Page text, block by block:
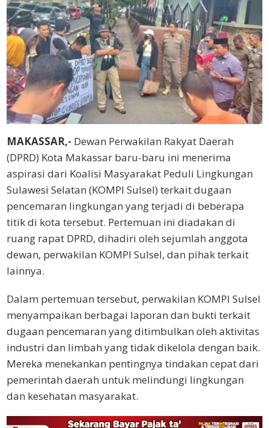
MAKASSAR,- Dewan Perwakilan Rakyat Daerah
(DPRD) Kota Makassar baru-baru ini menerima
aspirasi dari Koalisi Masyarakat Peduli Lingkungan
Sulawesi Selatan (KOMPI Sulsel) terkait dugaan
pencemaran lingkungan yang terjadi di beberapa
titik di kota tersebut. Pertemuan ini diadakan di
ruang rapat DPRD, dihadiri oleh sejumlah anggota
dewan, perwakilan KOMPI Sulsel, dan pihak terkait
lainnya.
Dalam pertemuan tersebut, perwakilan KOMPI Sulsel
menyampaikan berbagai laporan dan bukti terkait
dugaan pencemaran yang ditimbulkan oleh aktivitas
industri dan limbah yang tidak dikelola dengan baik.
Mereka menekankan pentingnya tindakan cepat dari
pemerintah daerah untuk melindungi lingkungan
dan kesehatan masyarakat.